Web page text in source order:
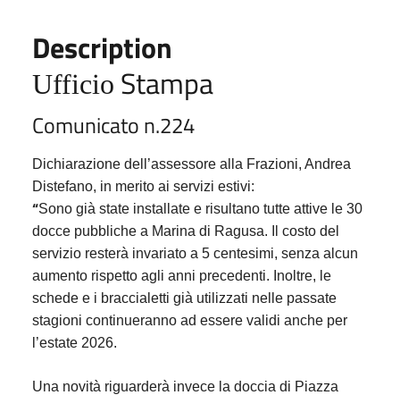
Description
Ufficio Stampa
Comunicato n.224
Dichiarazione dell’assessore alla Frazioni, Andrea
Distefano, in merito ai servizi estivi:
“Sono già state installate e risultano tutte attive le 30
docce pubbliche a Marina di Ragusa. Il costo del
servizio resterà invariato a 5 centesimi, senza alcun
aumento rispetto agli anni precedenti. Inoltre, le
schede e i braccialetti già utilizzati nelle passate
stagioni continueranno ad essere validi anche per
l’estate 2026.
Una novità riguarderà invece la doccia di Piazza